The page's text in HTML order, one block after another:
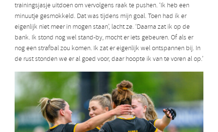
trainingsjasje uitdoen om vervolgens raak te pushen. ‘Ik heb een
minuutje gesmokkeld. Dat was tijdens mijn goal. Toen had ik er
eigenlijk niet meer in mogen staan’, lacht ze. ‘Daarna zat ik op de
bank. Ik stond nog wel stand-by, mocht er iets gebeuren. Of als er
nog een strafbal zou komen. Ik zat er eigenlijk wel ontspannen bij. In
de rust stonden we er al goed voor, daar hoopte ik van te voren al op.’